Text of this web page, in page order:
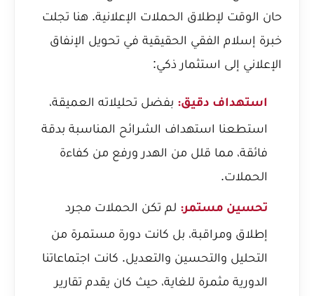
حان الوقت لإطلاق الحملات الإعلانية. هنا تجلت
خبرة إسلام الفقي الحقيقية في تحويل الإنفاق
الإعلاني إلى استثمار ذكي:
استهداف دقيق: بفضل تحليلاته العميقة،
استطعنا استهداف الشرائح المناسبة بدقة
فائقة، مما قلل من الهدر ورفع من كفاءة
الحملات.
تحسين مستمر: لم تكن الحملات مجرد
إطلاق ومراقبة، بل كانت دورة مستمرة من
التحليل والتحسين والتعديل. كانت اجتماعاتنا
الدورية مثمرة للغاية، حيث كان يقدم تقارير